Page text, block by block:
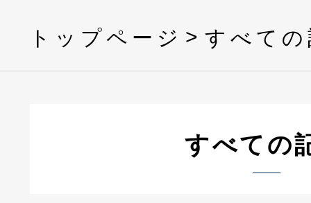
トップページ すべて
すべての